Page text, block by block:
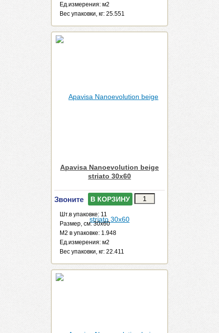
Ед.измерения: м2
Веc упаковки, кг: 25.551
Apavisa Nanoevolution beige
striato 30x60
Звоните В КОРЗИНУ
Шт.в упаковке: 11
Размер, см: 30x60
М2 в упаковке: 1.948
Ед.измерения: м2
Веc упаковки, кг: 22.411